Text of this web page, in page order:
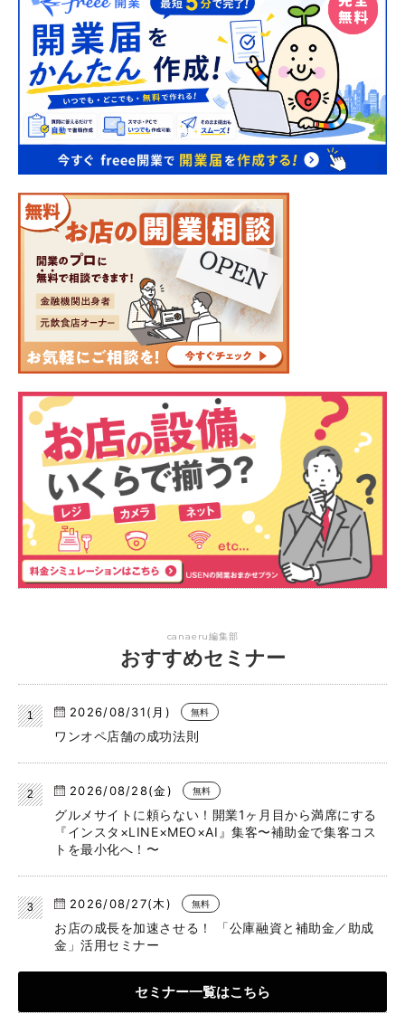
canaeru編集部
おすすめセミナー
2026/08/31(月) 無料
ワンオペ店舗の成功法則
2026/08/28(金) 無料
グルメサイトに頼らない！開業1ヶ月目から満席にする
『インスタ×LINE×MEO×AI』集客〜補助金で集客コス
トを最小化へ！〜
2026/08/27(木) 無料
お店の成長を加速させる！ 「公庫融資と補助金／助成
金」活用セミナー
セミナー一覧はこちら